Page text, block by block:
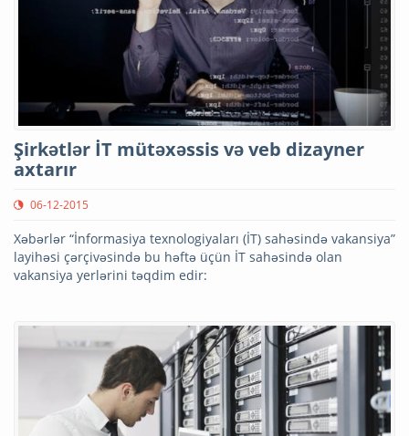
Şirkətlər İT mütəxəssis və veb dizayner
axtarır
06-12-2015
Xəbərlər “İnformasiya texnologiyaları (İT) sahəsində vakansiya”
layihəsi çərçivəsində bu həftə üçün İT sahəsində olan
vakansiya yerlərini təqdim edir: